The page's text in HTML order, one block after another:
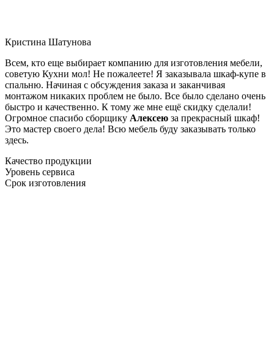
Кристина Шатунова
Всем, кто еще выбирает компанию для изготовления мебели,
советую Кухни мол! Не пожалеете! Я заказывала шкаф-купе в
спальню. Начиная с обсуждения заказа и заканчивая
монтажом никаких проблем не было. Все было сделано очень
быстро и качественно. К тому же мне ещё скидку сделали!
Огромное спасибо сборщику Алексею за прекрасный шкаф!
Это мастер своего дела! Всю мебель буду заказывать только
здесь.
Качество продукции
Уровень сервиса
Срок изготовления